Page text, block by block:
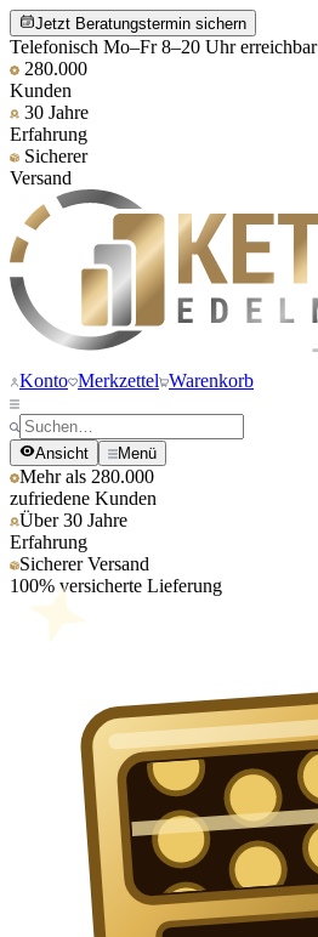
Jetzt Beratungstermin sichern
Telefonisch Mo–Fr 8–20 Uhr erreichbar
280.000
Kunden
30 Jahre
Erfahrung
Sicherer
Versand
Konto Merkzettel Warenkorb
Ansicht Menü
Mehr als 280.000
zufriedene Kunden
Über 30 Jahre
Erfahrung
Sicherer Versand
100% versicherte Lieferung